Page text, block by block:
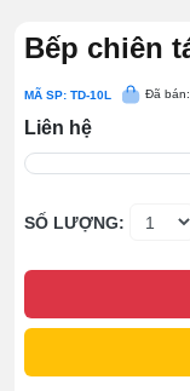
Bếp chiên
MÃ SP: TD-10L Đã
Liên hệ
SỐ LƯỢNG: